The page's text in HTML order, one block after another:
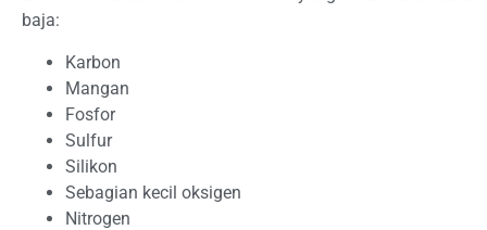
baja:
Karbon
Mangan
Fosfor
Sulfur
Silikon
Sebagian kecil oksigen
Nitrogen